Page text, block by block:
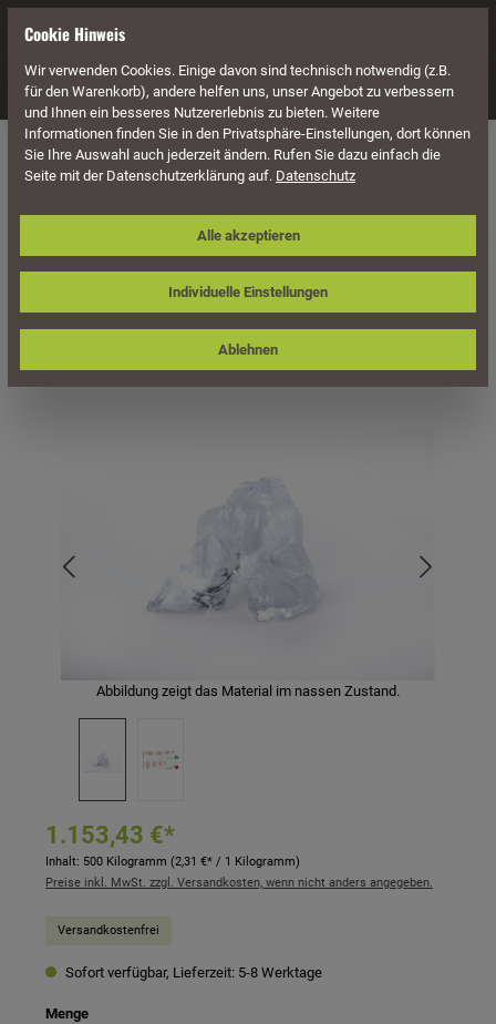
Navigation
Naturstein Gabionensteine
Gabionensteine / Bruchsteine Glas
klar, Körnung 50-120 mm
Abbildung zeigt das Material im nassen Zustand.
1.153,43 €*
Inhalt: 500 Kilogramm (2,31 €* / 1 Kilogramm)
Preise inkl. MwSt. zzgl. Versandkosten, wenn nicht anders angegeben.
Versandkostenfrei
Sofort verfügbar, Lieferzeit: 5-8 Werktage
Mengeauswählen
Cookie Hinweis
Wir verwenden Cookies. Einige davon sind technisch notwendig (z.B.
für den Warenkorb), andere helfen uns, unser Angebot zu verbessern
und Ihnen ein besseres Nutzererlebnis zu bieten. Weitere
Informationen finden Sie in den Privatsphäre-Einstellungen, dort können
Sie Ihre Auswahl auch jederzeit ändern. Rufen Sie dazu einfach die
Seite mit der Datenschutzerklärung auf. Datenschutz
Individuelle Einstellungen
Ablehnen
Alle akzeptieren